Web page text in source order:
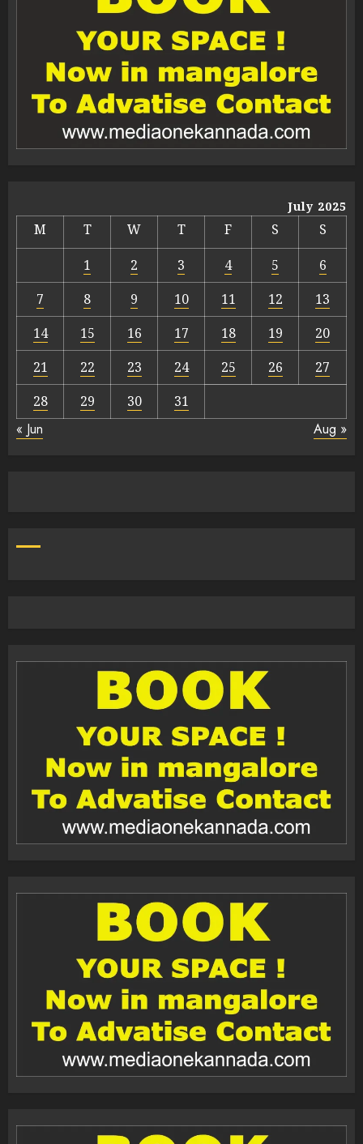
July 2025
M T W T F S
S
1
2 3 4 5
6
7
8 9 10 11 12
13
14
15 16 17 18 19
20
21
22 23 24 25 26
27
28
29 30 31
« Jun Aug »